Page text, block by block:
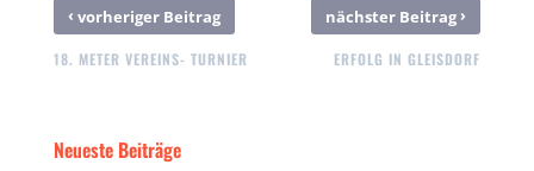
‹ vorheriger Beitrag
18. METER VEREINS- TURNIER
nächster Beitrag ›
ERFOLG IN GLEISDORF
Neueste Beiträge